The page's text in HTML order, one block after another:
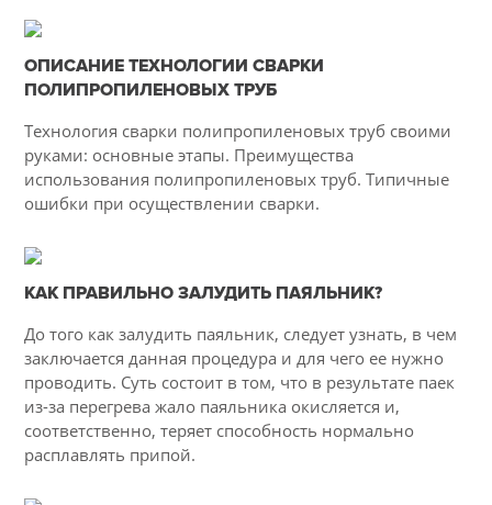
12
ОПИСАНИЕ ТЕХНОЛОГИИ СВАРКИ
ПОЛИПРОПИЛЕНОВЫХ ТРУБ
Технология сварки полипропиленовых труб своими
руками: основные этапы. Преимущества
использования полипропиленовых труб. Типичные
ошибки при осуществлении сварки.
КАК ПРАВИЛЬНО ЗАЛУДИТЬ ПАЯЛЬНИК?
До того как залудить паяльник, следует узнать, в чем
заключается данная процедура и для чего ее нужно
проводить. Суть состоит в том, что в результате паек
из-за перегрева жало паяльника окисляется и,
соответственно, теряет способность нормально
расплавлять припой.